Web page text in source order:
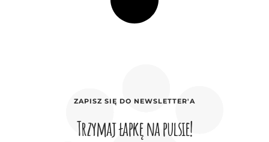
ZAPISZ SIĘ DO NEWSLETTER'A
Trzymaj łapkę na pulsie!